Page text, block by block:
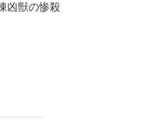
凶獣の惨殺